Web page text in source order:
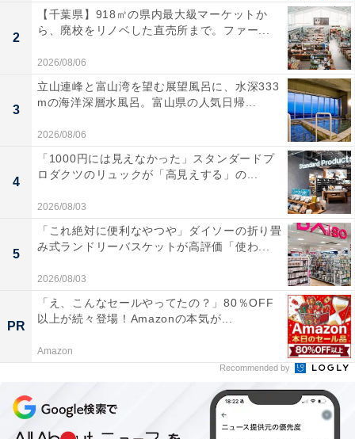
マ・舞台・音楽と幅広く活躍する国民的女優として
別々の頂点に立っている。親子それぞれが異なるフ
ィールドで最高峰の評価を受ける稀有な例」（60代
男性／大阪府）
「どちらも有名だから」（40代女性／宮城県）
2
【千葉県】918㎡の県内最大級マーケットか
ら、廃校をリノベした直売所まで。ファー...
2026/08/06
3
立山連峰と富山湾を望む展望風呂に、水深333
mの海洋深層水風呂。富山県の人気日帰...
2026/08/06
4
「1000円には見えなかった」スタンダードプ
ロダクツのリュックが「高見えする」の...
2026/08/03
5
「これ絶対に便利なやつや」ダイソーの折り畳
み式ランドリーバスケットが高評価「使わ...
2026/08/03
PR
「え、こんなセールやってたの？」80％OFF
以上が続々登場！Amazonの本気が...
Amazon
Recommended by